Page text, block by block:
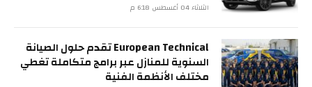
الثلاثاء 04 أغسطس 6:18 م
European Technical تقدم حلول الصيانة
السنوية للمنازل عبر برامج متكاملة تغطي
مختلف الأنظمة الفنية